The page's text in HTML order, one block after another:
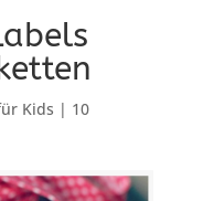
Kids | 10